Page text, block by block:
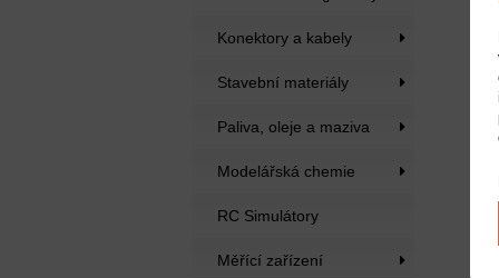
Konektory a kabely
Stavební materiály
Paliva, oleje a maziva
Modelářská chemie
RC Simulátory
Měřící zařízení